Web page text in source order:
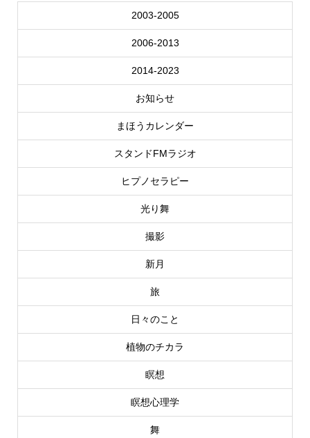
2003-2005
2006-2013
2014-2023
お知らせ
まほうカレンダー
スタンドFMラジオ
ヒプノセラピー
光り舞
撮影
新月
旅
日々のこと
植物のチカラ
瞑想
瞑想心理学
舞